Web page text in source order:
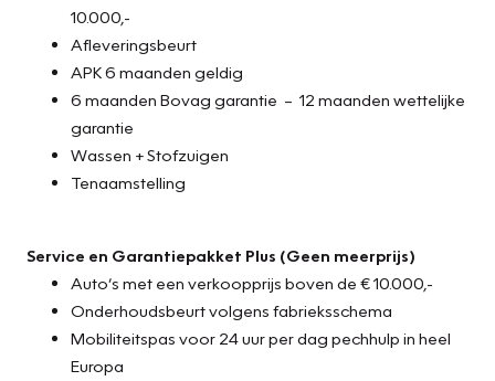
10.000,-
Afleveringsbeurt
APK 6 maanden geldig
6 maanden Bovag garantie – 12 maanden wettelijke
garantie
Wassen + Stofzuigen
Tenaamstelling
Service en Garantiepakket Plus (Geen meerprijs)
Auto’s met een verkoopprijs boven de € 10.000,-
Onderhoudsbeurt volgens fabrieksschema
Mobiliteitspas voor 24 uur per dag pechhulp in heel
Europa